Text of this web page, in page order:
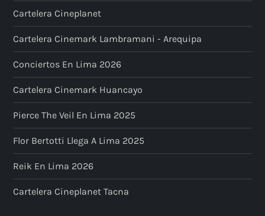
Cartelera Cineplanet
Cartelera Cinemark Lambramani - Arequipa
Conciertos En Lima 2026
Cartelera Cinemark Huancayo
Pierce The Veil En Lima 2025
Flor Bertotti Llega A Lima 2025
Reik En Lima 2026
Cartelera Cineplanet Tacna